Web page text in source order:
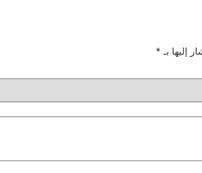
إليها بـ *